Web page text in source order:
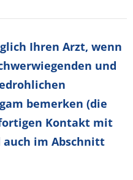
Ihren Arzt, wenn
und
bemerken (die
Kontakt mit
im Abschnitt